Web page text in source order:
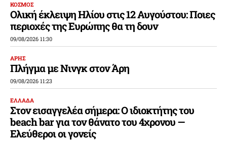
ΚΟΣΜΟΣ
Ολική έκλειψη Ηλίου στις 12 Αυγούστου: Ποιες
περιοχές της Ευρώπης θα τη δουν
09/08/2026 11:30
ΑΡΗΣ
Πλήγμα με Νινγκ στον Άρη
09/08/2026 11:23
ΕΛΛΑΔΑ
Στον εισαγγελέα σήμερα: Ο ιδιοκτήτης του
beach bar για τον θάνατο του 4χρονου —
Ελεύθεροι οι γονείς